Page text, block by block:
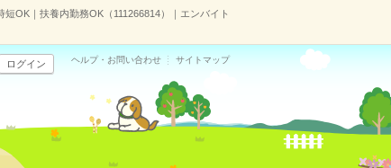
OK｜扶養内勤務OK（111266814）｜エンバイト
ログイン ヘルプ・お問い合わせ サイトマップ